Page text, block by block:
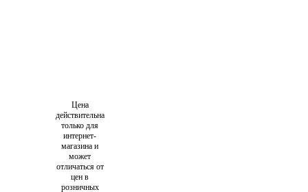
Цена
действительна
только для
интернет-
магазина и
может
отличаться от
цен в
розничных